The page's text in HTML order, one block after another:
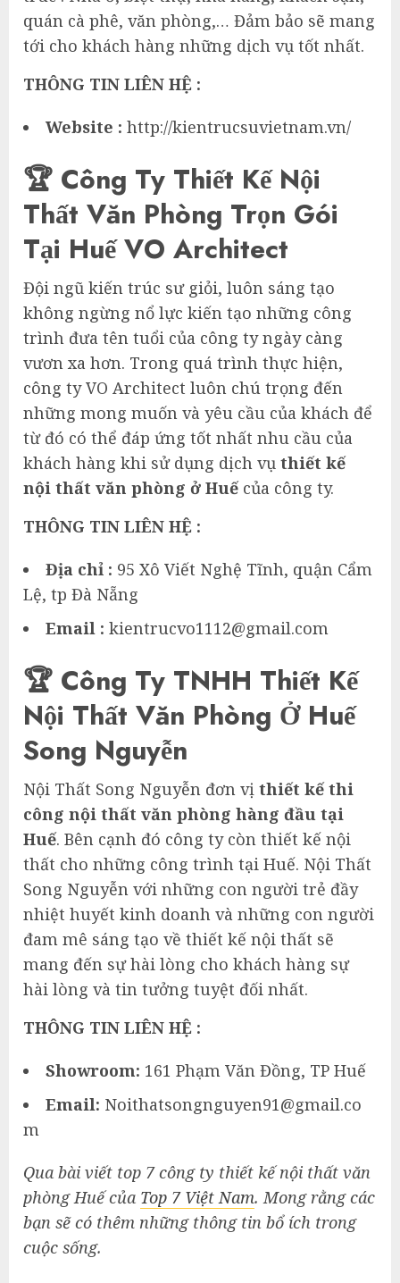
quán cà phê, văn phòng,… Đảm bảo sẽ mang
tới cho khách hàng những dịch vụ tốt nhất.
THÔNG TIN LIÊN HỆ :
Website : http://kientrucsuvietnam.vn/
🏆 Công Ty Thiết Kế Nội
Thất Văn Phòng Trọn Gói
Tại Huế VO Architect
Đội ngũ kiến trúc sư giỏi, luôn sáng tạo
không ngừng nổ lực kiến tạo những công
trình đưa tên tuổi của công ty ngày càng
vươn xa hơn. Trong quá trình thực hiện,
công ty VO Architect luôn chú trọng đến
những mong muốn và yêu cầu của khách để
từ đó có thể đáp ứng tốt nhất nhu cầu của
khách hàng khi sử dụng dịch vụ thiết kế
nội thất văn phòng ở Huế của công ty.
THÔNG TIN LIÊN HỆ :
Địa chỉ : 95 Xô Viết Nghệ Tĩnh, quận Cẩm
Lệ, tp Đà Nẵng
Email : kientrucvo1112@gmail.com
🏆 Công Ty TNHH Thiết Kế
Nội Thất Văn Phòng Ở Huế
Song Nguyễn
Nội Thất Song Nguyễn đơn vị thiết kế thi
công nội thất văn phòng hàng đầu tại
Huế. Bên cạnh đó công ty còn thiết kế nội
thất cho những công trình tại Huế. Nội Thất
Song Nguyễn với những con người trẻ đầy
nhiệt huyết kinh doanh và những con người
đam mê sáng tạo về thiết kế nội thất sẽ
mang đến sự hài lòng cho khách hàng sự
hài lòng và tin tưởng tuyệt đối nhất.
THÔNG TIN LIÊN HỆ :
Showroom: 161 Phạm Văn Đồng, TP Huế
Email: Noithatsongnguyen91@gmail.co
m
Qua bài viết top 7 công ty thiết kế nội thất văn
phòng Huế của Top 7 Việt Nam. Mong rằng các
bạn sẽ có thêm những thông tin bổ ích trong
cuộc sống.